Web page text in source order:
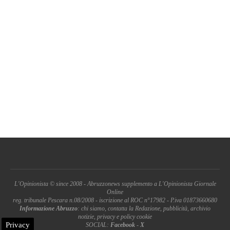
L'Opinionista © since 2008 - Abruzzonews supplemento a L'Opinionista Giornale
Online
reg. tribunale Pescara n.08/2008 - iscrizione al ROC n°17982 - P.iva 01873660680
Informazione Abruzzo: chi siamo, contatta la Redazione, pubblicità, archivio
notizie, privacy e policy cookie
SOCIAL: Facebook - X
Privacy